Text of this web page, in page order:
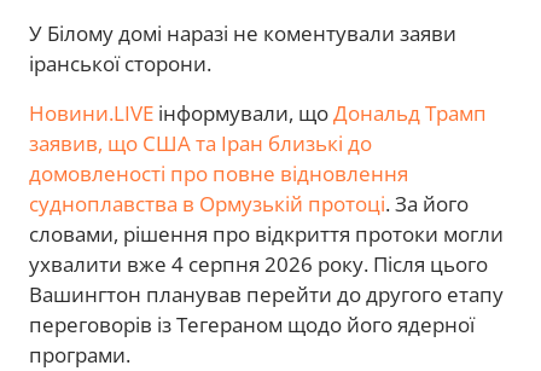
У Білому домі наразі не коментували заяви
іранської сторони.
Новини.LIVE інформували, щоДональд Трамп
заявив, що США та Іран близькі до
домовленості про повне відновлення
судноплавства в Ормузькій протоці. За його
словами, рішення про відкриття протоки могли
ухвалити вже 4 серпня 2026 року. Після цього
Вашингтон планував перейти до другого етапу
переговорів із Тегераном щодо його ядерної
програми.